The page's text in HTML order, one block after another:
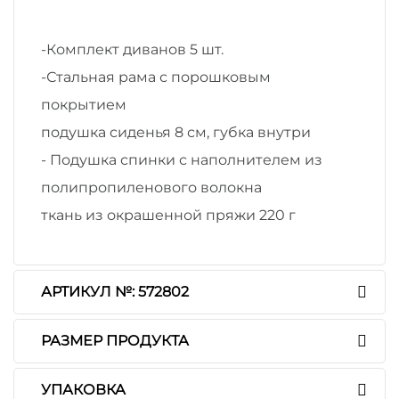
-Комплект диванов 5 шт.
-Стальная рама с порошковым
покрытием
подушка сиденья 8 см, губка внутри
- Подушка спинки с наполнителем из
полипропиленового волокна
ткань из окрашенной пряжи 220 г
АРТИКУЛ №: 572802
РАЗМЕР ПРОДУКТА
УПАКОВКА